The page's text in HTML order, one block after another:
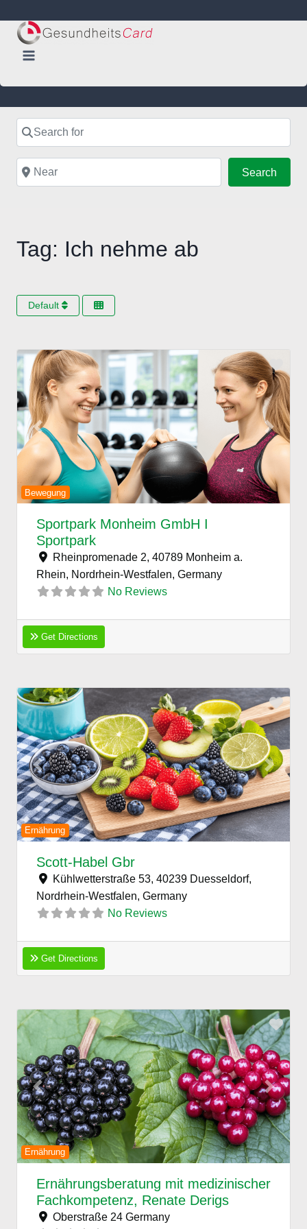
content
Search for
Near
Search
Tag: Ich nehme ab
Default
Bewegung
Previous Next
Sportpark Monheim GmbH I
Sportpark
Rheinpromenade 2, 40789 Monheim a.
Rhein, Nordrhein-Westfalen, Germany
No Reviews
Get Directions
Ernährung
Previous Next
Scott-Habel Gbr
Kühlwetterstraße 53, 40239 Duesseldorf,
Nordrhein-Westfalen, Germany
No Reviews
Get Directions
Ernährung
Previous Next
Ernährungsberatung mit medizinischer
Fachkompetenz, Renate Derigs
Oberstraße 24 Germany